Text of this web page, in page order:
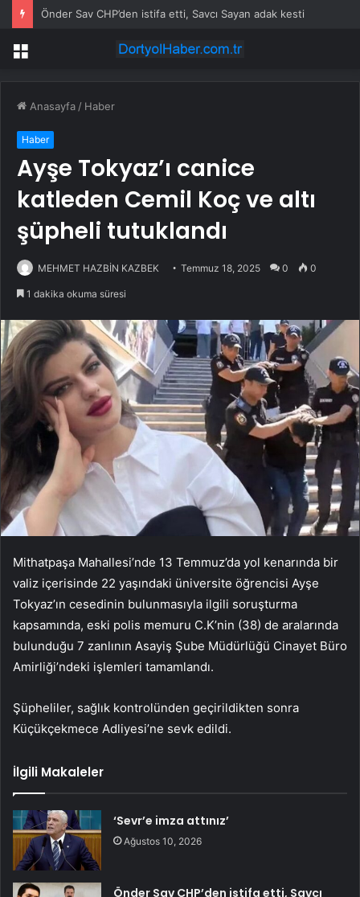
Önder Sav CHP’den istifa etti, Savcı Sayan adak kesti
Menü
Anasayfa / Haber
Haber
Ayşe Tokyaz’ı canice
katleden Cemil Koç ve altı
şüpheli tutuklandı
MEHMET HAZBİN KAZBEK Temmuz 18, 2025 0 0
1 dakika okuma süresi
Mithatpaşa Mahallesi’nde 13 Temmuz’da yol kenarında bir
valiz içerisinde 22 yaşındaki üniversite öğrencisi Ayşe
Tokyaz’ın cesedinin bulunmasıyla ilgili soruşturma
kapsamında, eski polis memuru C.K’nin (38) de aralarında
bulunduğu 7 zanlının Asayiş Şube Müdürlüğü Cinayet Büro
Amirliği’ndeki işlemleri tamamlandı.
Şüpheliler, sağlık kontrolünden geçirildikten sonra
Küçükçekmece Adliyesi’ne sevk edildi.
İlgili Makaleler
‘Sevr’e imza attınız’
Ağustos 10, 2026
Önder Sav CHP’den istifa etti, Savcı